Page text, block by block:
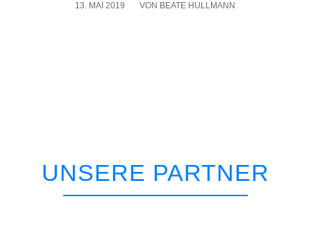
13. MAI 2019
/ VON BEATE HULLMANN
UNSERE PARTNER